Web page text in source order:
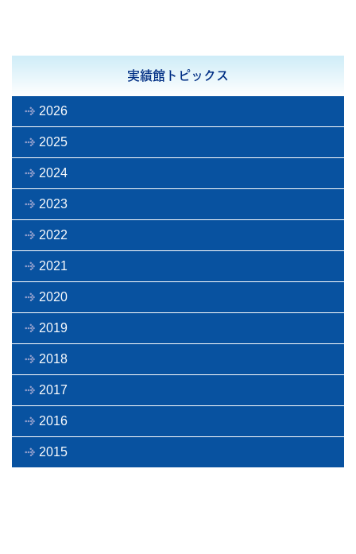
実績館トピックス
2026
2025
2024
2023
2022
2021
2020
2019
2018
2017
2016
2015